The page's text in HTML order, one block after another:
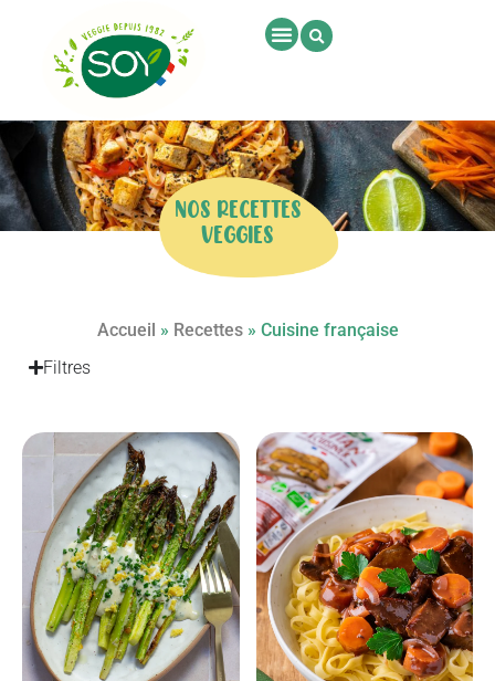
NOS RECETTES
VEGGIES
Accueil » Recettes» Cuisine française
Filtres